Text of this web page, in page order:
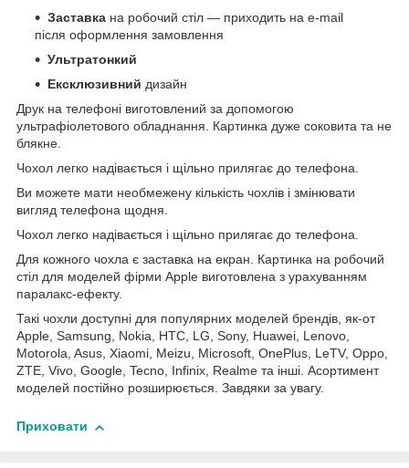
Заставка на робочий стіл — приходить на e-mail
після оформлення замовлення
Ультратонкий
Ексклюзивний дизайн
Друк на телефоні виготовлений за допомогою
ультрафіолетового обладнання. Картинка дуже соковита та не
блякне.
Чохол легко надівається і щільно прилягає до телефона.
Ви можете мати необмежену кількість чохлів і змінювати
вигляд телефона щодня.
Чохол легко надівається і щільно прилягає до телефона.
Для кожного чохла є заставка на екран. Картинка на робочий
стіл для моделей фірми Apple виготовлена з урахуванням
паралакс-ефекту.
Такі чохли доступні для популярних моделей брендів, як-от
Apple, Samsung, Nokia, HTC, LG, Sony, Huawei, Lenovo,
Motorola, Asus, Xiaomi, Meizu, Microsoft, OnePlus, LeTV, Oppo,
ZTE, Vivo, Google, Tecno, Infinix, Realme та інші. Асортимент
моделей постійно розширюється. Завдяки за увагу.
Приховати